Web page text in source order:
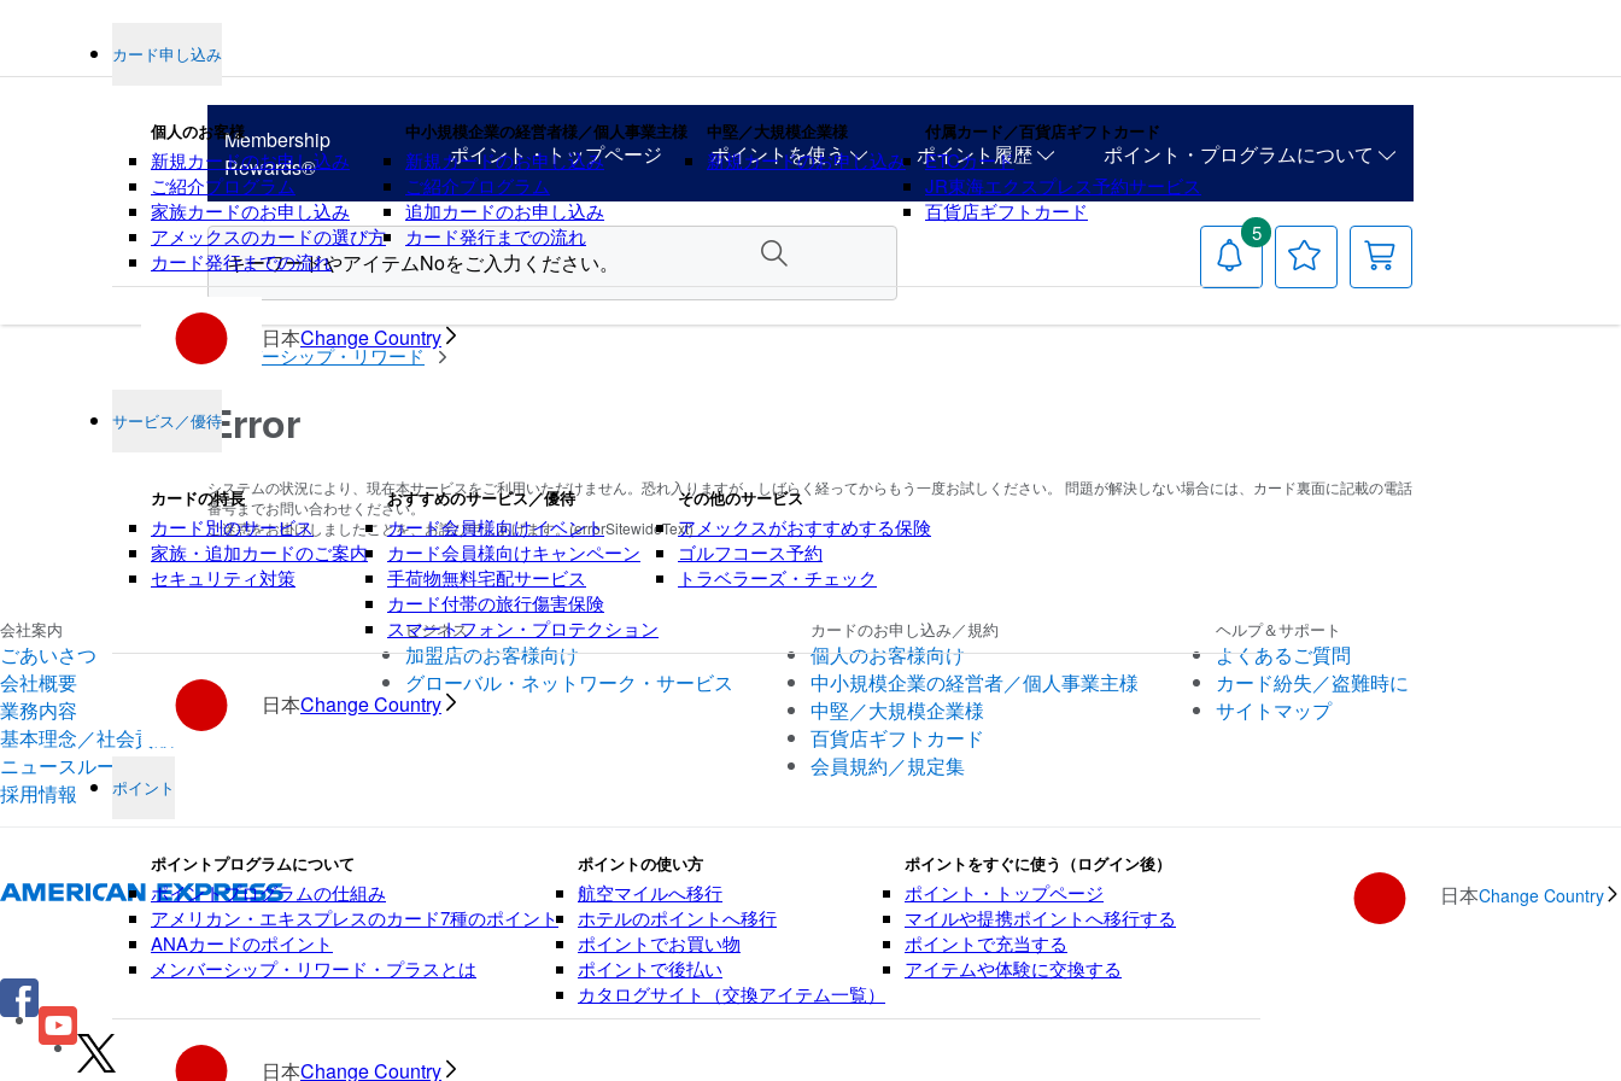
カード申し込み
個人のお客様
新規カードのお申し込み
ご紹介プログラム
家族カードのお申し込み
アメックスのカードの選び方
カード発行までの流れ
中小規模企業の経営者様／個人事業主様
新規カードのお申し込み
ご紹介プログラム
追加カードのお申し込み
カード発行までの流れ
中堅／大規模企業様
新規カードのお申し込み
付属カード／百貨店ギフトカード
ETCカード
JR東海エクスプレス予約サービス
百貨店ギフトカード
日本Change Country
サービス／優待
カードの特長
カード別のサービス
家族・追加カードのご案内
セキュリティ対策
おすすめのサービス／優待
カード会員様向けイベント
カード会員様向けキャンペーン
手荷物無料宅配サービス
カード付帯の旅行傷害保険
スマートフォン・プロテクション
その他のサービス
アメックスがおすすめする保険
ゴルフコース予約
トラベラーズ・チェック
日本Change Country
ポイント
ポイントプログラムについて
ポイントプログラムの仕組み
アメリカン・エキスプレスのカード7種のポイント
ANAカードのポイント
メンバーシップ・リワード・プラスとは
ポイントの使い方
航空マイルへ移行
ホテルのポイントへ移行
ポイントでお買い物
ポイントで後払い
カタログサイト（交換アイテム一覧）
ポイントをすぐに使う（ログイン後）
ポイント・トップページ
マイルや提携ポイントへ移行する
ポイントで充当する
アイテムや体験に交換する
日本Change Country
Membership
Rewards®
ポイント・トップページ ポイントを使う ポイント履歴 ポイント・プログラムについて
ポイント
お
ら
5
お
に
メンバーシップ・リワード
Error
システムの状況により、現在本サービスをご利用いただけません。恐れ入りますが、しばらく経ってからもう一度お試しください。 問題が解決しない場合には、カード裏面に記載の電話
番号までお問い合わせください。
ご迷惑をお掛けしましたことを、お詫び申しあげます。(errorSitewideText)
会社案内
ごあいさつ
会社概要
業務内容
基本理念／社会貢献
ニュースルーム
採用情報
ビジネス
加盟店のお客様向け
グローバル・ネットワーク・サービス
カードのお申し込み／規約
個人のお客様向け
中小規模企業の経営者／個人事業主様
中堅／大規模企業様
百貨店ギフトカード
会員規約／規定集
ヘルプ＆サポート
よくあるご質問
カード紛失／盗難時に
サイトマップ
日本Change Country